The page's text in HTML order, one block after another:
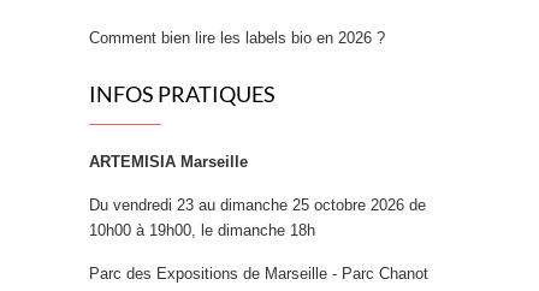
Comment bien lire les labels bio en 2026 ?
INFOS PRATIQUES
ARTEMISIA Marseille
Du vendredi 23 au dimanche 25 octobre 2026 de
10h00 à 19h00, le dimanche 18h
Parc des Expositions de Marseille - Parc Chanot